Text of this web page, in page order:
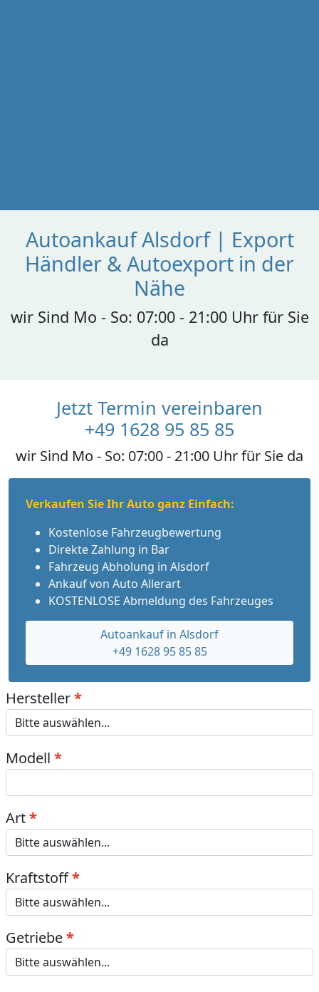
Autoankauf Alsdorf | Export
Händler & Autoexport in der
Nähe
wir Sind Mo - So: 07:00 - 21:00 Uhr für Sie
da
Jetzt Termin vereinbaren
+49 1628 95 85 85
wir Sind Mo - So: 07:00 - 21:00 Uhr für Sie da
Verkaufen Sie Ihr Auto ganz Einfach:
Kostenlose Fahrzeugbewertung
Direkte Zahlung in Bar
Fahrzeug Abholung in Alsdorf
Ankauf von Auto Allerart
KOSTENLOSE Abmeldung des Fahrzeuges
Autoankauf in Alsdorf
+49 1628 95 85 85
Hersteller
Modell
Art
Kraftstoff
Getriebe